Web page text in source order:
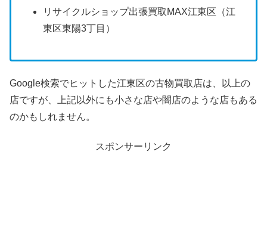
リサイクルショップ出張買取MAX江東区（江
東区東陽3丁目）
Google検索でヒットした江東区の古物買取店は、以上の
店ですが、上記以外にも小さな店や闇店のような店もある
のかもしれません。
スポンサーリンク